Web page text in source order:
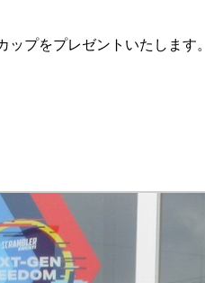
プをプレゼントいたします。